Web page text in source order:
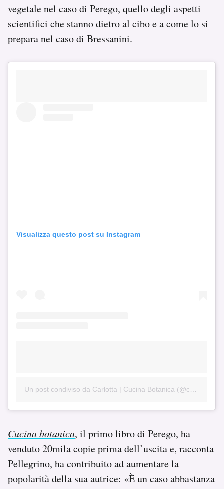
vegetale nel caso di Perego, quello degli aspetti
scientifici che stanno dietro al cibo e a come lo si
prepara nel caso di Bressanini.
Visualizza questo post su Instagram
Un post condiviso da Carlotta | Cucina Botanica (@cucinabotanica)
Cucina botanica, il primo libro di Perego, ha
venduto 20mila copie prima dell’uscita e, racconta
Pellegrino, ha contribuito ad aumentare la
popolarità della sua autrice: «È un caso abbastanza